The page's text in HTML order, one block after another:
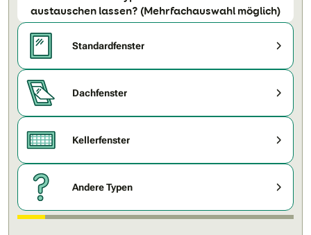
austauschen lassen? (Mehrfachauswahl möglich)
Standardfenster
Dachfenster
Kellerfenster
Andere Typen